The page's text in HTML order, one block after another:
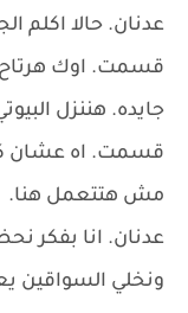
عدنان. حالا اكلم
قسمت. اوك
جايده. هننزل
قسمت. اه عشان
مش هتتعمل هنا.
عدنان. انا بفكر
ونخلي السواقين